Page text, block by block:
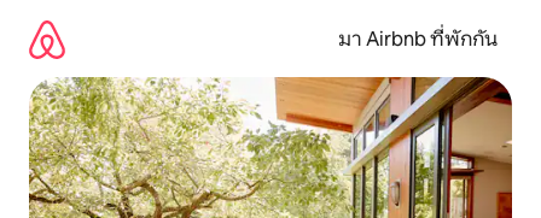
เนื้อหา
มา Airbnb ที่พักกัน